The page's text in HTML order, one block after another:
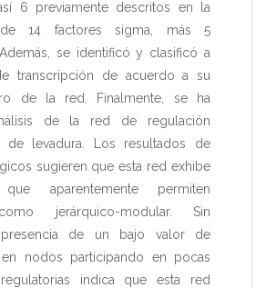
6 previamente descritos en la
14 factores sigma, más 5
se identificó y clasificó a
transcripción de acuerdo a su
de la red. Finalmente, se ha
de la red de regulación
de levadura. Los resultados de
sugieren que esta red exhibe
que aparentemente permiten
jerárquico-modular. Sin
de un bajo valor de
en nodos participando en pocas
indica que esta red